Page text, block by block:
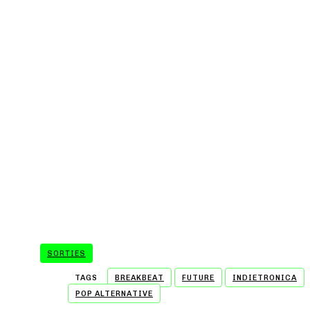
SORTIES
TAGS BREAKBEAT FUTURE
INDIETRONICA
POP ALTERNATIVE